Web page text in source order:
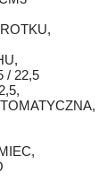
/ 22,5